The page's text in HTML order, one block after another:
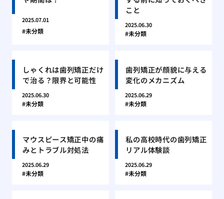
2025.07.01
未分類
こと
2025.06.30
未分類
しゃくれは歯列矯正だけ
で治る？限界と可能性
2025.06.30
未分類
歯列矯正が顔貌に与える
変化のメカニズム
2025.06.29
未分類
マウスピース矯正中の痛
みとトラブル対処法
2025.06.29
未分類
私の高校時代の歯列矯正
リアル体験談
2025.06.29
未分類